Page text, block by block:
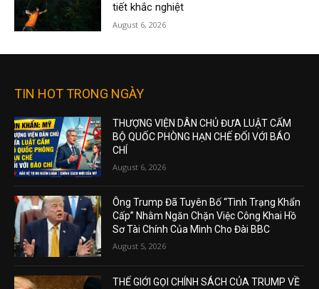
tiết khắc nghiệt
August 6, 2026
TIN HOT TRONG NGÀY
THƯỢNG VIỆN DÂN CHỦ ĐƯA LUẬT CẤM
BỘ QUỐC PHÒNG HẠN CHẾ ĐỐI VỚI BÁO
CHÍ
August 6, 2026
Ông Trump Đã Tuyên Bố “Tình Trạng Khẩn
Cấp” Nhằm Ngăn Chặn Việc Công Khai Hồ
Sơ Tài Chính Của Mình Cho Đài BBC
August 5, 2026
THẾ GIỚI GỌI CHÍNH SÁCH CỦA TRUMP VỀ